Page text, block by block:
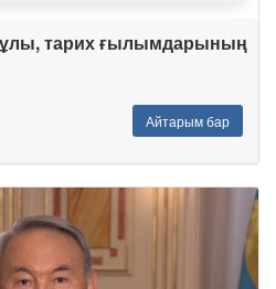
тарих ғылымдарының
Айтарым бар